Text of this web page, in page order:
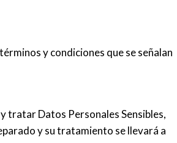
y condiciones que se señalan
tratar Datos Personales Sensibles,
y su tratamiento se llevará a